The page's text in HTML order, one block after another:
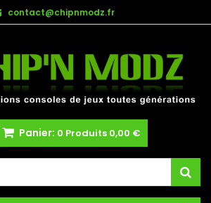
contact@chipnmodz.fr
Panier: 0 Produits 0,00 €